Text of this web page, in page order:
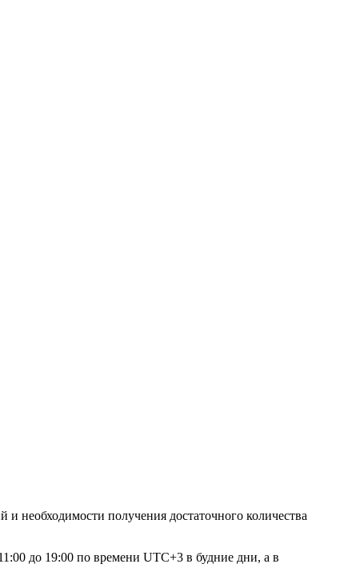
необходимости получения достаточного количества
до 19:00 по времени UTC+3 в будние дни, а в